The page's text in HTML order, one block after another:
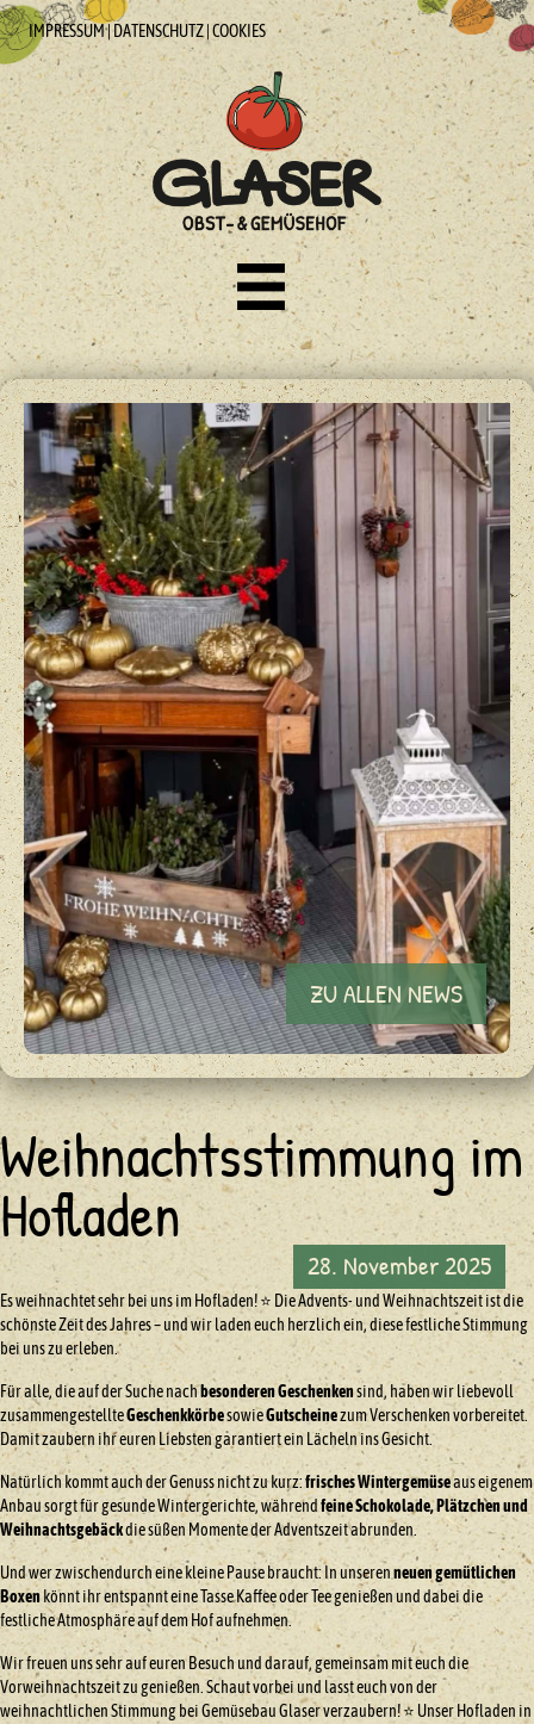
IMPRESSUM|DATENSCHUTZ COOKIES
ZU ALLEN NEWS
Weihnachtsstimmung im
Hofladen
28. November 2025
Es weihnachtet sehr bei uns im Hofladen! ⭐️ Die Advents- und Weihnachtszeit ist die
schönste Zeit des Jahres – und wir laden euch herzlich ein, diese festliche Stimmung
bei uns zu erleben.
Für alle, die auf der Suche nachbesonderen Geschenkensind, haben wir liebevoll
zusammengestellteGeschenkkörbesowieGutscheinezum Verschenken vorbereitet.
Damit zaubern ihr euren Liebsten garantiert ein Lächeln ins Gesicht.
Natürlich kommt auch der Genuss nicht zu kurz:frisches Wintergemüseaus eigenem
Anbau sorgt für gesunde Wintergerichte, währendfeine Schokolade, Plätzchen und
Weihnachtsgebäckdie süßen Momente der Adventszeit abrunden.
Und wer zwischendurch eine kleine Pause braucht: In unserenneuen gemütlichen
Boxen könnt ihr entspannt eine Tasse Kaffee oder Tee genießen und dabei die
festliche Atmosphäre auf dem Hof aufnehmen.
Wir freuen uns sehr auf euren Besuch und darauf, gemeinsam mit euch die
Vorweihnachtszeit zu genießen. Schaut vorbei und lasst euch von der
weihnachtlichen Stimmung bei Gemüsebau Glaser verzaubern! ⭐️ Unser Hofladen in